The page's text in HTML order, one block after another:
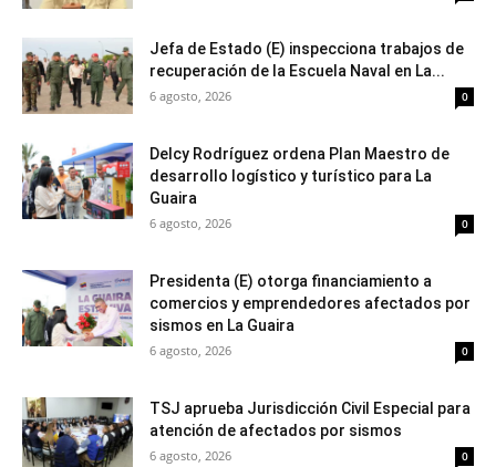
Jefa de Estado (E) inspecciona trabajos de
recuperación de la Escuela Naval en La...
6 agosto, 2026 0
Delcy Rodríguez ordena Plan Maestro de
desarrollo logístico y turístico para La
Guaira
6 agosto, 2026 0
Presidenta (E) otorga financiamiento a
comercios y emprendedores afectados por
sismos en La Guaira
6 agosto, 2026 0
TSJ aprueba Jurisdicción Civil Especial para
atención de afectados por sismos
6 agosto, 2026 0